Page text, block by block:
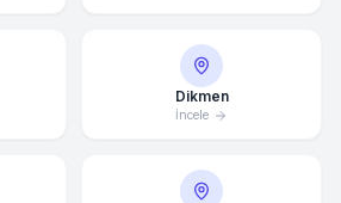
Dikmen
İncele